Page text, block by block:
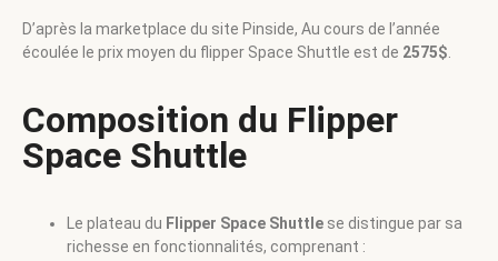
D’après la marketplace du site Pinside, Au cours de l’année
écoulée le prix moyen du flipper Space Shuttle est de 2575$
Composition du Flipper
Space Shuttle
Le plateau du Flipper Space Shuttle se distingue par sa
richesse en fonctionnalités, comprenant :